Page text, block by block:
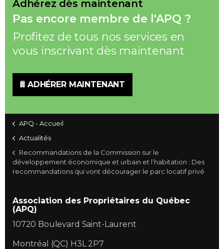
Adhérez dès maintenant
Pas encore membre de l'APQ ?
Profitez de tous nos services en
vous inscrivant dès maintenant
ADHÉRER MAINTENANT
APQ - Accueil
Actualités
Recommandations de la Commission sur le
développement économique et urbain et l’habitation : Des
recommandations qui vont décourager le parc locatif privé
Association des Propriétaires du Québec
(APQ)
10720 Boulevard Saint-Laurent
Montréal (QC) H3L 2P7